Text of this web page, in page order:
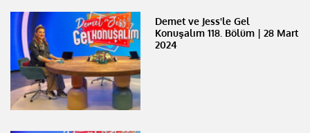
Demet ve Jess'le Gel
Konuşalım 118. Bölüm | 28 Mart
2024